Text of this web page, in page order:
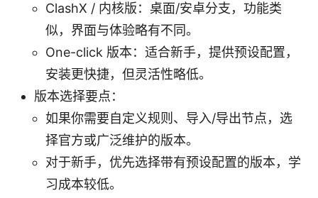
ClashX / 内核版：桌面/安卓分支，功能类
似，界面与体验略有不同。
One-click 版本：适合新手，提供预设配置，
安装更快捷，但灵活性略低。
版本选择要点：
如果你需要自定义规则、导入/导出节点，选
择官方或广泛维护的版本。
对于新手，优先选择带有预设配置的版本，学
习成本较低。